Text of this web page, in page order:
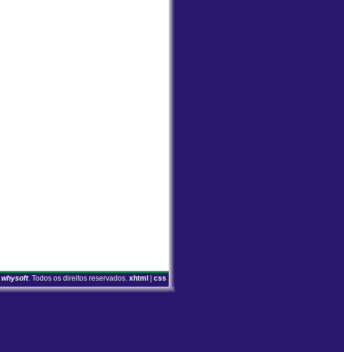
whysoft. Todos os direitos reservados. xhtml css